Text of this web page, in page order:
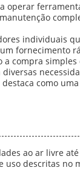
operar
individuais
um fornecimento
a compra
como
ao ar livre
uso descritas no